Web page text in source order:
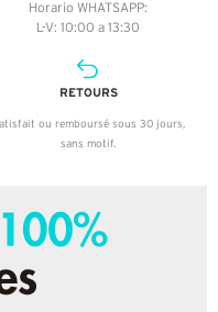
Horario WHATSAPP:
L-V: 10:00 a 13:30
RETOURS
ou remboursé sous 30 jours,
sans motif.